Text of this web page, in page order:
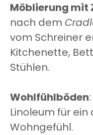
Möblierung mit
nach dem
vom Schreiner
Kitchenette,
Stühlen.
Wohlfühlböden
Linoleum für
Wohngefühl.